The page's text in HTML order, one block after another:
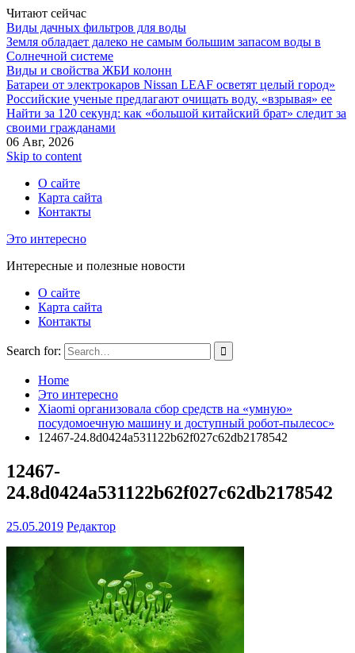
Читают сейчас
Виды дачных фильтров для воды
Земля обладает далеко не самым большим запасом воды в
Солнечной системе
Виды и свойства ЖБИ колонн
Батареи от электрокаров Nissan LEAF осветят целый город»
Российские ученые предлагают очищать воду, «взрывая» ее
Найти за 120 секунд: как «большой китайский брат» следит за
своими гражданами
06 Авг, 2026
Skip to content
О сайте
Карта сайта
Контакты
Это интересно
Интересные и полезные новости
О сайте
Карта сайта
Контакты
Search for:
Home
Это интересно
Xiaomi организовала сбор средств на «умную»
посудомоечную машину и доступный робот-пылесос»
12467-24.8d0424a531122b62f027c62db2178542
12467-
24.8d0424a531122b62f027c62db2178542
25.05.2019 Редактор